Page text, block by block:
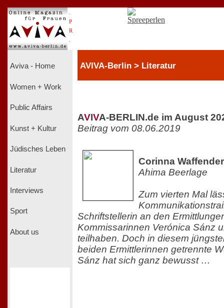
P
R
Aviva - Home
Women + Work
Public Affairs
Kunst + Kultur
Jüdisches Leben
Literatur
Interviews
Sport
About us
AVIVA-Berlin > Literatur
AVIVA-BERLIN.de im August
Beitrag vom 08.06.2019
Corinna
Ahima Beerlage
Zum vierten Mal
Schriftstellerin an den
Kommissarinnen Verónica Sánz
teilhaben. Doch in diesem
beiden Ermittlerinnen getrennte
Sánz hat sich ganz bewusst …